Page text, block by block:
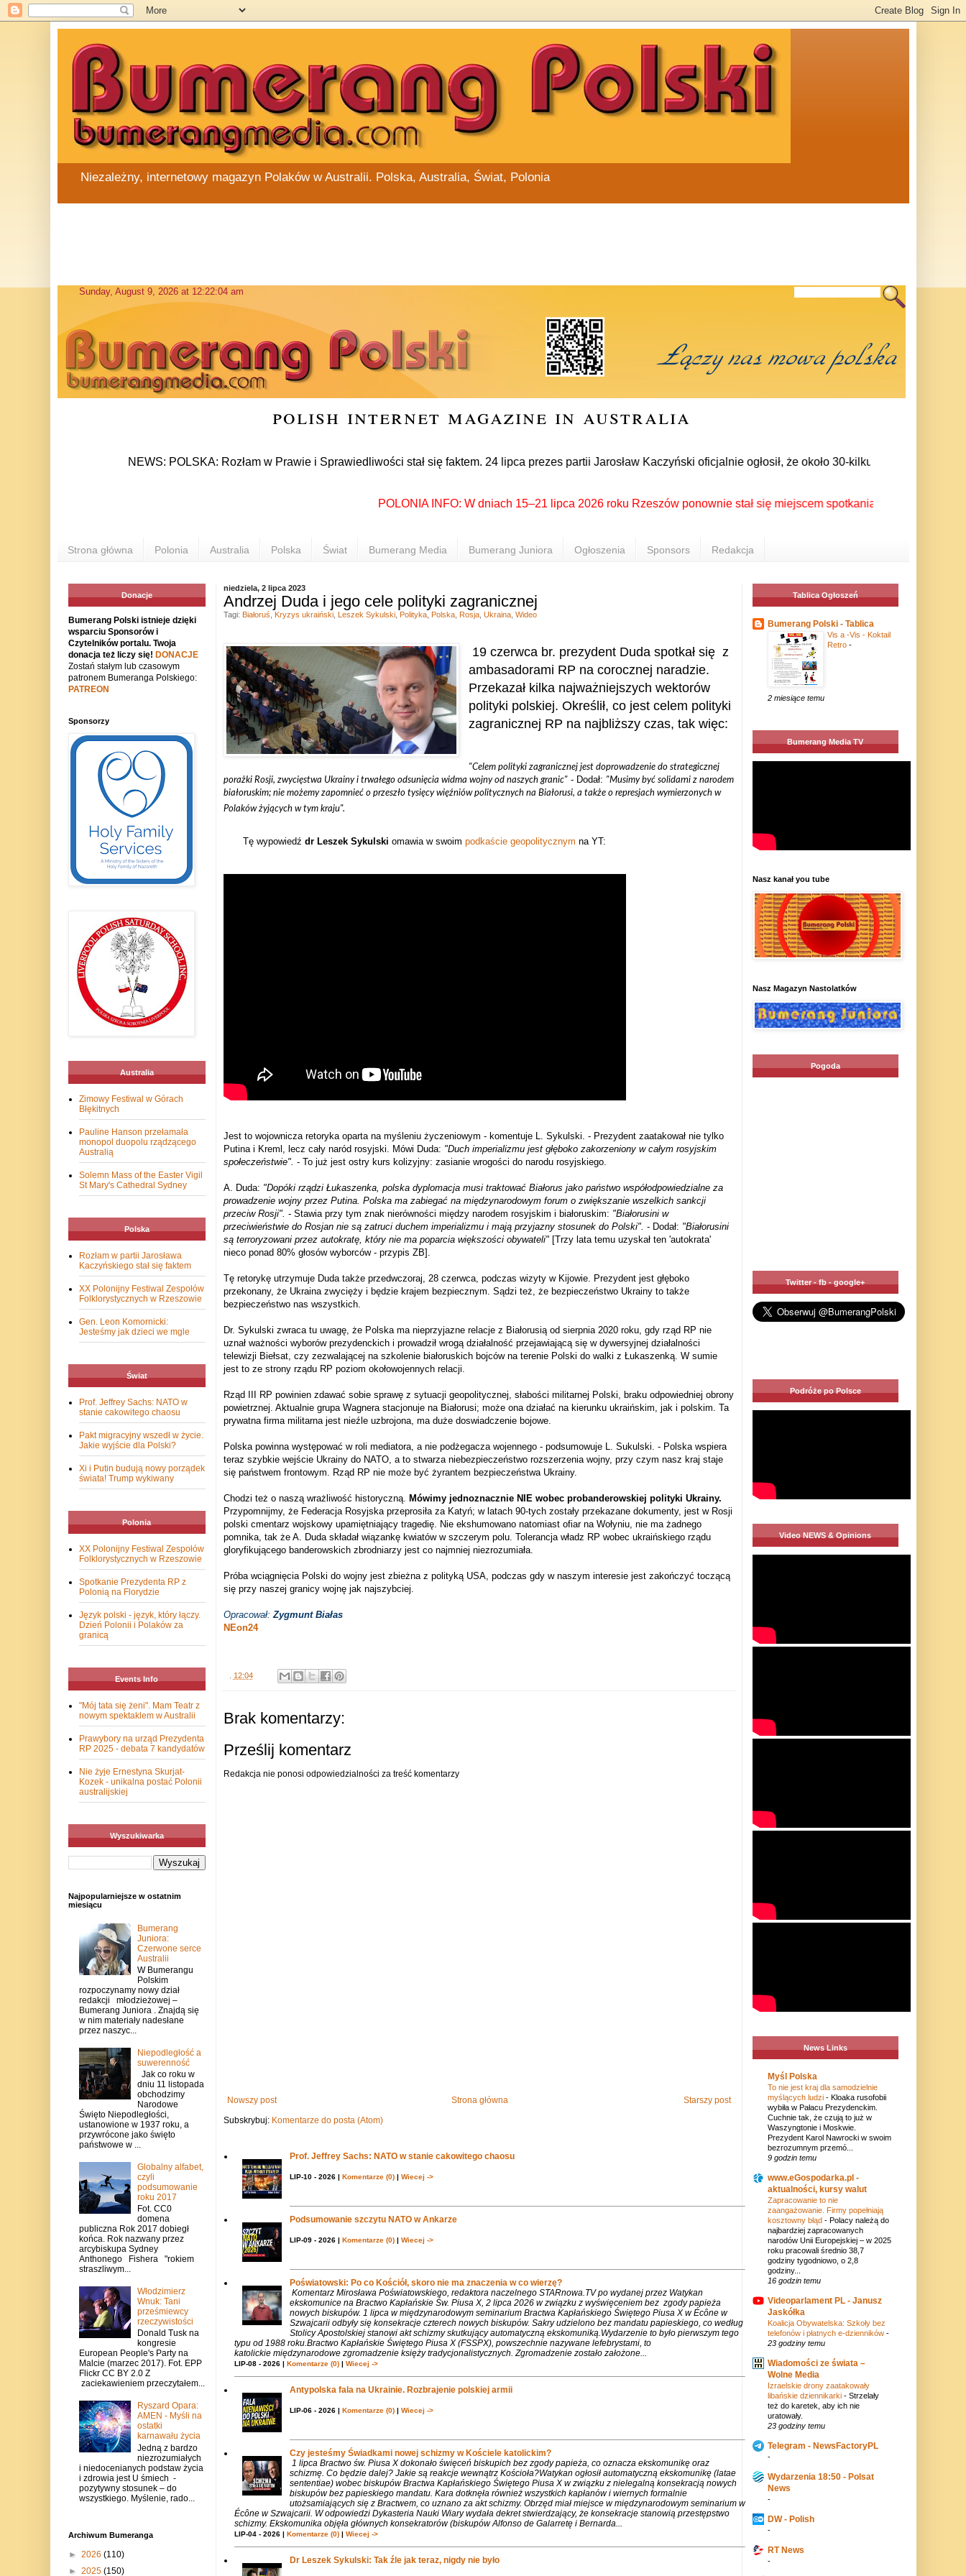
Niezależny, internetowy magazyn Polaków w Australii. Polska, Australia, Świat, Polonia
polish internet magazine in australia
NEWS: POLSKA: Rozłam w Prawie i Sprawiedliwości stał się faktem. 24 lipca prezes partii Jarosław Kaczyński oficjalnie ogłosił, że około 30-kilku posłów
POLONIA INFO: W dniach 15–21 lipca 2026 roku Rzeszów ponownie stał się miejscem spotkania Polonii z
Strona główna Polonia Australia Polska Świat Bumerang Media Bumerang Juniora Ogłoszenia Sponsors Redakcja
niedziela, 2 lipca 2023
Andrzej Duda i jego cele polityki zagranicznej
19 czerwca br. prezydent Duda spotkał się z
ambasadorami RP na corocznej naradzie.
Przekazał kilka najważniejszych wektorów
polityki polskiej. Określił, co jest celem polityki
zagranicznej RP na najbliższy czas, tak więc:
"Celem polityki zagranicznej jest doprowadzenie do strategicznej
porażki Rosji, zwycięstwa Ukrainy i trwałego odsunięcia widma wojny od naszych granic"- Dodał: "Musimy być solidarni z narodem
białoruskim; nie możemy zapomnieć o przeszło tysięcy więźniów politycznych na Białorusi, a także o represjach wymierzonych w
Polaków żyjących w tym kraju".
Tę wypowiedź dr Leszek Sykulski omawia w swoim podkaście geopolitycznym na YT:
Jest to wojownicza retoryka oparta na myśleniu życzeniowym - komentuje L. Sykulski. - Prezydent zaatakował nie tylko
Putina i Kreml, lecz cały naród rosyjski. Mówi Duda: "Duch imperializmu jest głęboko zakorzeniony w całym rosyjskim
społeczeństwie". - To już jest ostry kurs kolizyjny: zasianie wrogości do narodu rosyjskiego.
A. Duda: "Dopóki rządzi Łukaszenka, polska dyplomacja musi traktować Białorus jako państwo współodpowiedzialne za
prowadzenie wojny przez Putina. Polska ma zabiegać na międzynarodowym forum o zwiększanie wszelkich sankcji
przeciw Rosji". - Stawia przy tym znak nierówności między narodem rosyjskim i białoruskim: "Białorusini w
przeciwieństwie do Rosjan nie są zatruci duchem imperializmu i mają przyjazny stosunek do Polski". - Dodał: "Białorusini
są terroryzowani przez autokratę, który nie ma poparcia większości obywateli"[Trzy lata temu uzyskał ten 'autokrata'
nieco ponad 80% głosów wyborców - przypis ZB].
Tę retorykę utrzymuje Duda także przedwczoraj, 28 czerwca, podczas wizyty w Kijowie. Prezydent jest głęboko
przekonany, że Ukraina zwycięży i będzie krajem bezpiecznym. Sądzi też, że bezpieczeństwo Ukrainy to także
bezpieczeństwo nas wszystkich.
Dr. Sykulski zwraca tu uwagę, że Polska ma nieprzyjazne relacje z Białorusią od sierpnia 2020 roku, gdy rząd RP nie
uznał ważności wyborów prezydenckich i prowadził wrogą działalność przejawiającą się w dywersyjnej działalności
telewizji Biełsat, czy zezwalającej na szkolenie białoruskich bojców na terenie Polski do walki z Łukaszenką. W sumie
jest to ze strony rządu RP poziom okołowojennych relacji.
Rząd III RP powinien zdawać sobie sprawę z sytuacji geopolitycznej, słabości militarnej Polski, braku odpowiedniej obrony
powietrznej. Aktualnie grupa Wagnera stacjonuje na Białorusi; może ona działać na kierunku ukraińskim, jak i polskim. Ta
prywatna firma militarna jest nieźle uzbrojona, ma duże doswiadczenie bojowe.
Polska powinna występować w roli mediatora, a nie podżegacza wojennego - podsumowuje L. Sukulski. - Polska wspiera
teraz szybkie wejście Ukrainy do NATO, a to stwarza niebezpieczeństwo rozszerzenia wojny, przy czym nasz kraj staje
się państwem frontowym. Rząd RP nie może być żyrantem bezpieczeństwa Ukrainy.
Chodzi też o naszą wrażliwość historyczną. Mówimy jednoznacznie NIE wobec probanderowskiej polityki Ukrainy.
Przypomnijmy, że Federacja Rosyjska przeprosiła za Katyń; w latach 90-tych zostały przekazane dokumenty, jest w Rosji
polski cmentarz wojskowy upamiętniający tragedię. Nie ekshumowano natomiast ofiar na Wołyniu, nie ma żadnego
pomnika, tak że A. Duda składał wiązankę kwiatów w szczerym polu. Tolerancja władz RP wobec ukraińskiego rządu
gloryfikującego banderowskich zbrodniarzy jest co najmniej niezrozumiała.
Próba wciągnięcia Polski do wojny jest zbieżna z polityką USA, podczas gdy w naszym interesie jest zakończyć toczącą
się przy naszej granicy wojnę jak najszybciej.
Opracował: Zygmunt Białas
NEon24
12:04
Tagi: Białoruś Kryzys ukraiński, Leszek Sykulski, Polityka, Polska, Rosja, Ukraina, Wideo
Brak komentarzy:
Prześlij komentarz
Redakcja nie ponosi odpowiedzialności za treść komentarzy
Nowszy post Starszy post
Strona główna
Subskrybuj: Komentarze do posta (Atom)
Prof. Jeffrey Sachs: NATO w stanie cakowitego chaosu
LIP-10 - 2026 | Komentarze (0)| Wiecej ->
Podsumowanie szczytu NATO w Ankarze
LIP-09 - 2026 | Komentarze (0)| Wiecej ->
Poświatowski: Po co Kościół, skoro nie ma znaczenia w co wierzę?
Komentarz Mirosława Poświatowskiego, redaktora naczelnego STARnowa.TV po wydanej przez Watykan
ekskomunice na Bractwo Kapłańskie Św. Piusa X, 2 lipca 2026 w związku z wyświęceniem bez zgody papieża
nowych biskupów. 1 lipca w międzynarodowym seminarium Bractwa Kapłańskiego Świętego Piusa X w Écône w
Szwajcarii odbyły się konsekracje czterech nowych biskupów. Sakry udzielono bez mandatu papieskiego, co według
Stolicy Apostolskiej stanowi akt schizmy skutkujący automatyczną ekskomuniką.Wydarzenie to było pierwszym tego
typu od 1988 roku.Bractwo Kapłańskie Świętego Piusa X (FSSPX), powszechnie nazywane lefebrystami, to
katolickie międzynarodowe zgromadzenie księży tradycjonalistycznych. Zgromadzenie zostało założone...
LIP-08 - 2026 | Komentarze (0)| Wiecej ->
Antypolska fala na Ukrainie. Rozbrajenie polskiej armii
LIP-06 - 2026 | Komentarze (0)| Wiecej ->
Czy jesteśmy Świadkami nowej schizmy w Kościele katolickim?
1 lipca Bractwo św. Piusa X dokonało święceń biskupich bez zgody papieża, co oznacza ekskomunikę oraz
schizmę. Co będzie dalej? Jakie są reakcje wewnątrz Kościoła?Watykan ogłosił automatyczną ekskomunikę (latae
sententiae) wobec biskupów Bractwa Kapłańskiego Świętego Piusa X w związku z nielegalną konsekracją nowych
biskupów bez papieskiego mandatu. Kara dotknęła również wszystkich kapłanów i wiernych formalnie
utożsamiających się z Bractwem, co uznano za akt schizmy. Obrzęd miał miejsce w międzynarodowym seminarium w
Écône w Szwajcarii. W odpowiedzi Dykasteria Nauki Wiary wydała dekret stwierdzający, że konsekracje stanowią przestępstwo
schizmy. Ekskomunika objęła głównych konsekratorów (biskupów Alfonso de Galarretę i Bernarda...
LIP-04 - 2026 | Komentarze (0)| Wiecej ->
Dr Leszek Sykulski: Tak źle jak teraz, nigdy nie było
Donacje
Bumerang Polski istnieje dzięki
wsparciu Sponsorów i
Czytelników portalu. Twoja
donacja też liczy się! DONACJE
Zostań stałym lub czasowym
patronem Bumeranga Polskiego:
PATREON
Sponsorzy
Australia
Zimowy Festiwal w Górach
Błękitnych
Pauline Hanson przełamała
monopol duopolu rządzącego
Australią
Solemn Mass of the Easter Vigil
St Mary's Cathedral Sydney
Polska
Rozłam w partii Jarosława
Kaczyńskiego stał się faktem
XX Polonijny Festiwal Zespołów
Folklorystycznych w Rzeszowie
Gen. Leon Komornicki:
Jesteśmy jak dzieci we mgle
Świat
Prof. Jeffrey Sachs: NATO w
stanie cakowitego chaosu
Pakt migracyjny wszedł w życie.
Jakie wyjście dla Polski?
Xi i Putin budują nowy porządek
świata! Trump wykiwany
Polonia
XX Polonijny Festiwal Zespołów
Folklorystycznych w Rzeszowie
Spotkanie Prezydenta RP z
Polonią na Florydzie
Język polski - język, który łączy.
Dzień Polonii i Polaków za
granicą
Events Info
"Mój tata się żeni". Mam Teatr z
nowym spektaklem w Australii
Prawybory na urząd Prezydenta
RP 2025 - debata 7 kandydatów
Nie żyje Ernestyna Skurjat-
Kozek - unikalna postać Polonii
australijskiej
Wyszukiwarka
Najpopularniejsze w ostatnim
miesiącu
Bumerang
Juniora:
Czerwone serce
Australii
W Bumerangu
Polskim
rozpoczynamy nowy dział
redakcji młodzieżowej –
Bumerang Juniora . Znajdą się
w nim materiały nadesłane
przez naszyc...
Niepodległość a
suwerenność
Jak co roku w
dniu 11 listopada
obchodzimy
Narodowe
Święto Niepodległości,
ustanowione w 1937 roku, a
przywrócone jako święto
państwowe w ...
Globalny alfabet,
czyli
podsumowanie
roku 2017
Fot. CC0
domena
publiczna Rok 2017 dobiegł
końca. Rok nazwany przez
arcybiskupa Sydney
Anthonego Fishera "rokiem
straszliwym...
Włodzimierz
Wnuk: Tani
prześmiewcy
rzeczywistości
Donald Tusk na
kongresie
European People's Party na
Malcie (marzec 2017). Fot. EPP
Flickr CC BY 2.0 Z
zaciekawieniem przeczytałem...
Ryszard Opara:
AMEN - Myśli na
ostatki
karnawału życia
Jedną z bardzo
niezrozumiałych
i niedocenianych podstaw życia
i zdrowia jest U śmiech -
pozytywny stosunek – do
wszystkiego. Myślenie, rado...
Archiwum Bumeranga
► 2026 (110)
► 2025 (150)
Tablica Ogłoszeń
Bumerang Polski - Tablica
Vis a -Vis - Koktail
Retro -
2 miesiące temu
Bumerang Media TV
Nasz kanał you tube
Nasz Magazyn Nastolatków
Pogoda
Twitter - fb - google+
Podróże po Polsce
Video NEWS & Opinions
News Links
Myśl Polska
To nie jest kraj dla samodzielnie
myślących ludzi - Kloaka rusofobii
wybiła w Pałacu Prezydenckim.
Cuchnie tak, że czują to już w
Waszyngtonie i Moskwie.
Prezydent Karol Nawrocki w swoim
bezrozumnym przemó...
9 godzin temu
www.eGospodarka.pl -
aktualności, kursy walut
Zapracowanie to nie
zaangażowanie. Firmy popełniają
kosztowny błąd - Polacy należą do
najbardziej zapracowanych
narodów Unii Europejskiej – w 2025
roku pracowali średnio 38,7
godziny tygodniowo, o 2,8
godziny...
16 godzin temu
Videoparlament PL - Janusz
Jaskółka
Koalicja Obywatelska: Szkoły bez
telefonów i płatnych e-dzienników -
23 godziny temu
Wiadomości ze świata –
Wolne Media
Izraelskie drony zaatakowały
libańskie dziennikarki - Strzelały
też do karetek, aby ich nie
uratowały.
23 godziny temu
Telegram - NewsFactoryPL
-
Wydarzenia 18:50 - Polsat
News
-
DW - Polish
-
RT News
-